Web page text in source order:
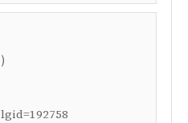
)
lgid=192758